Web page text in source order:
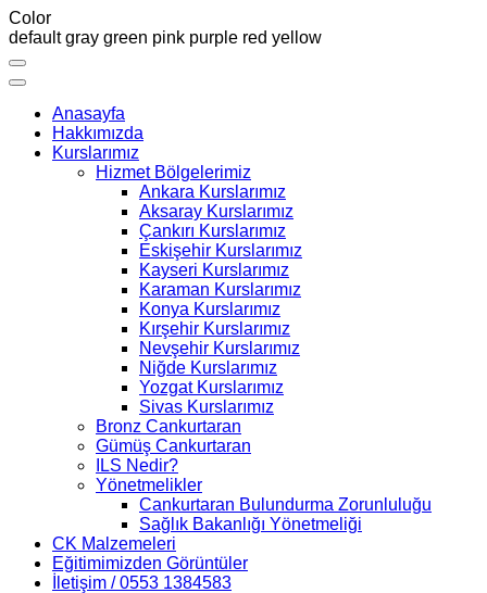
Color
default gray green pink purple red yellow
Anasayfa
Hakkımızda
Kurslarımız
Hizmet Bölgelerimiz
Ankara Kurslarımız
Aksaray Kurslarımız
Çankırı Kurslarımız
Eskişehir Kurslarımız
Kayseri Kurslarımız
Karaman Kurslarımız
Konya Kurslarımız
Kırşehir Kurslarımız
Nevşehir Kurslarımız
Niğde Kurslarımız
Yozgat Kurslarımız
Sivas Kurslarımız
Bronz Cankurtaran
Gümüş Cankurtaran
ILS Nedir?
Yönetmelikler
Cankurtaran Bulundurma Zorunluluğu
Sağlık Bakanlığı Yönetmeliği
CK Malzemeleri
Eğitimimizden Görüntüler
İletişim / 0553 1384583